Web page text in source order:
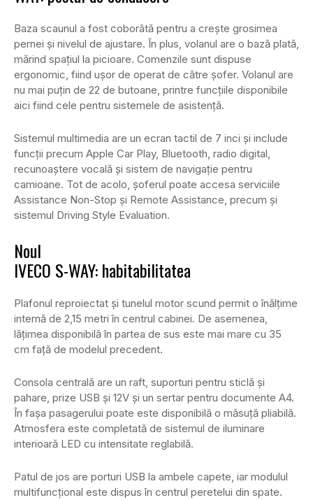
Baza scaunul a fost coborâtă pentru a crește grosimea
pernei și nivelul de ajustare. În plus, volanul are o bază plată,
mărind spațiul la picioare. Comenzile sunt dispuse
ergonomic, fiind ușor de operat de către șofer. Volanul are
nu mai puțin de 22 de butoane, printre funcțiile disponibile
aici fiind cele pentru sistemele de asistență.
Sistemul multimedia are un ecran tactil de 7 inci și include
funcții precum Apple Car Play, Bluetooth, radio digital,
recunoaștere vocală și sistem de navigație pentru
camioane. Tot de acolo, șoferul poate accesa serviciile
Assistance Non-Stop și Remote Assistance, precum și
sistemul Driving Style Evaluation.
Noul
IVECO S-WAY: habitabilitatea
Plafonul reproiectat și tunelul motor scund permit o înălțime
internă de 2,15 metri în centrul cabinei. De asemenea,
lățimea disponibilă în partea de sus este mai mare cu 35
cm față de modelul precedent.
Consola centrală are un raft, suporturi pentru sticlă și
pahare, prize USB și 12V și un sertar pentru documente A4.
În fașa pasagerului poate este disponibilă o măsuță pliabilă.
Atmosfera este completată de sistemul de iluminare
interioară LED cu intensitate reglabilă.
Patul de jos are porturi USB la ambele capete, iar modulul
multifuncțional este dispus în centrul peretelui din spate.